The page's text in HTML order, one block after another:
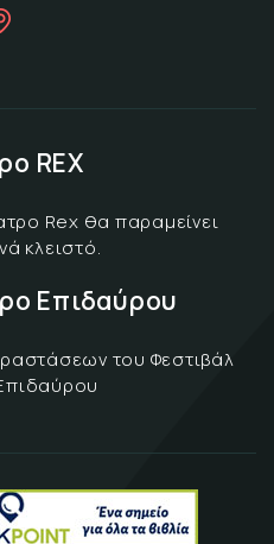
REX
Rex θα παραμείνει
κλειστό.
Επιδαύρου
του Φεστιβάλ